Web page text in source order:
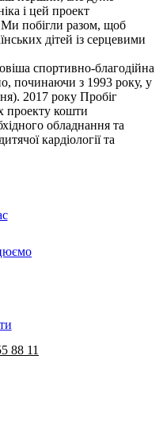
і цей проект
Ми побігли разом, щоб
дітей із серцевими
спортивно-благодійна
починаючи з 1993 року, у
2017 року Пробіг
проекту кошти
обладнання та
кардіології та
88 11